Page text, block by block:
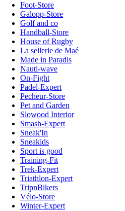
Foot-Store
Galopp-Store
Golf and co
Handball-Store
House of Rugby
La sellerie de Maé
Made in Paradis
Nauti-wave
On-Fight
Padel-Expert
Pecheur-Store
Pet and Garden
Slowood Interior
Smash-Expert
Sneak'In
Sneakids
Sport is good
Training-Fit
Trek-Expert
Triathlon-Expert
TripnBikers
Vélo-Store
Winter-Expert